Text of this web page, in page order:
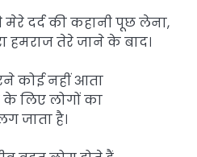
दर्द की कहानी पूछ लेना,
हमराज तेरे जाने के बाद।
कोई नहीं आता
लिए लोगों का
जाता है।